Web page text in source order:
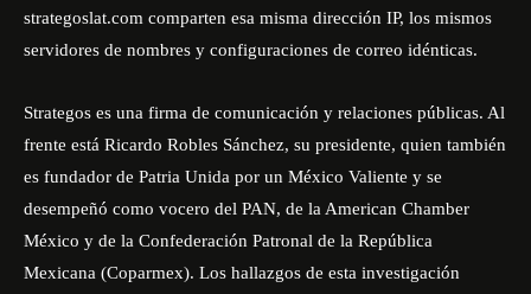
strategoslat.com comparten esa misma dirección IP, los mismos
servidores de nombres y configuraciones de correo idénticas.
Strategos es una firma de comunicación y relaciones públicas. Al
frente está Ricardo Robles Sánchez, su presidente, quien también
es fundador de Patria Unida por un México Valiente y se
desempeñó como vocero del PAN, de la American Chamber
México y de la Confederación Patronal de la República
Mexicana (Coparmex). Los hallazgos de esta investigación